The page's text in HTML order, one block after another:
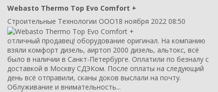
Webasto Thermo Top Evo Comfort +
Строительные Технологии ООО18 ноября 2022 08:50
отличный продавец! оборудование оригинал. На компанию
взяли комфорт дизель, аиртоп 2000 дизель, альтокс, всё
было в наличии в Санкт-Петербурге. Оплатили по безналу с
доставкой в Москву СДЭКом. После оплаты на следующий
день всё отправили, сканы доков выслали на почту.
Облуживание и внимательность...